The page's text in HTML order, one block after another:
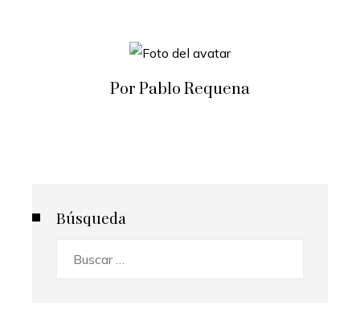
Por Pablo Requena
Búsqueda